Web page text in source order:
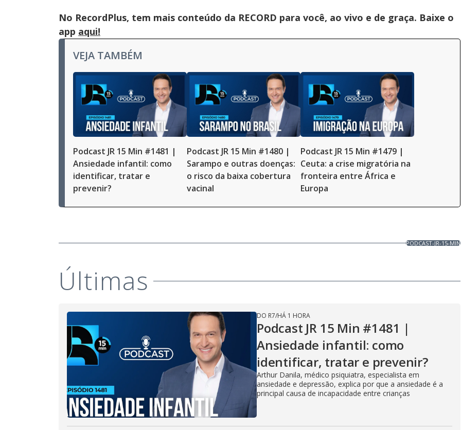
No RecordPlus, tem mais conteúdo da RECORD para você, ao vivo e de graça. Baixe o
app aqui!
VEJA TAMBÉM
Podcast JR 15 Min #1481 |
Ansiedade infantil: como
identificar, tratar e
prevenir?
Podcast JR 15 Min #1480 |
Sarampo e outras doenças:
o risco da baixa cobertura
vacinal
Podcast JR 15 Min #1479 |
Ceuta: a crise migratória na
fronteira entre África e
Europa
PODCAST-JR-15-MIN
Últimas
DO R7/HÁ 1 HORA
Podcast JR 15 Min #1481 |
Ansiedade infantil: como
identificar, tratar e prevenir?
Arthur Danila, médico psiquiatra, especialista em
ansiedade e depressão, explica por que a ansiedade é a
principal causa de incapacidade entre crianças